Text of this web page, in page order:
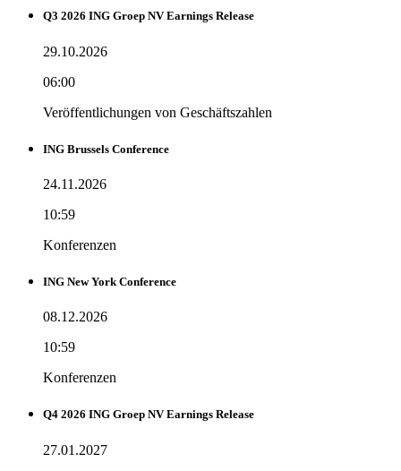
Q3 2026 ING Groep NV Earnings Release
29.10.2026
06:00
Veröffentlichungen von Geschäftszahlen
ING Brussels Conference
24.11.2026
10:59
Konferenzen
ING New York Conference
08.12.2026
10:59
Konferenzen
Q4 2026 ING Groep NV Earnings Release
27.01.2027